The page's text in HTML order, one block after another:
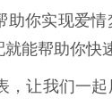
你实现爱
能帮助你快
，让我们一